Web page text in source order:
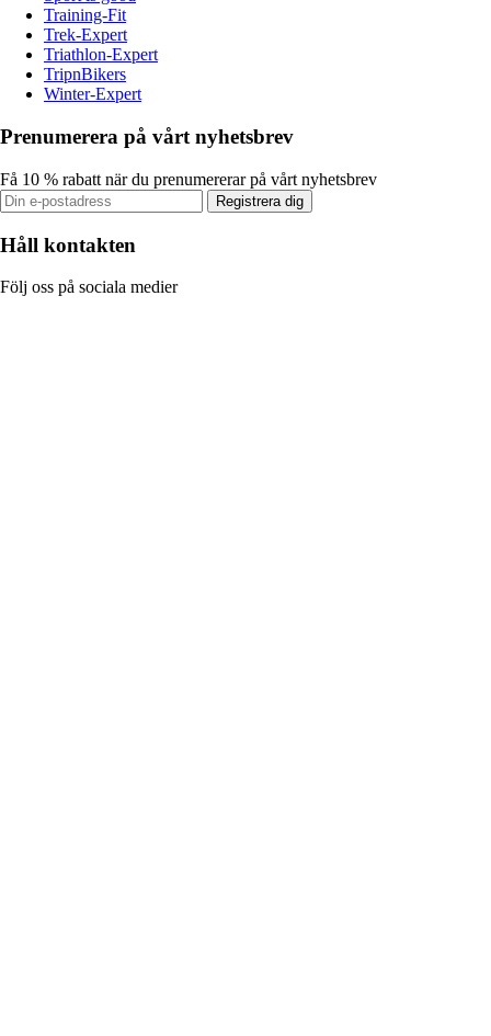
Training-Fit
Trek-Expert
Triathlon-Expert
TripnBikers
Winter-Expert
Prenumerera på vårt nyhetsbrev
Få 10 % rabatt när du prenumererar på vårt nyhetsbrev
Registrera dig
Håll kontakten
Följ oss på sociala medier